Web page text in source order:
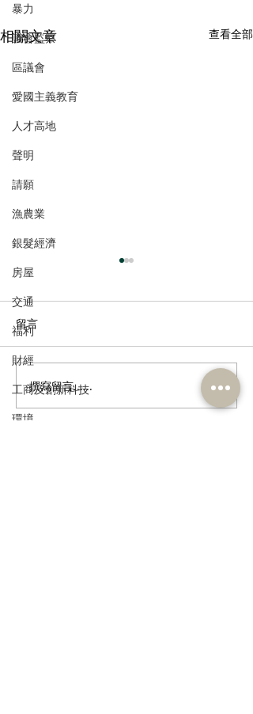
暴力
議會監察
區議會
愛國主義教育
人才高地
聲明
請願
漁農業
銀髮經濟
房屋
交通
福利
財經
工商及創新科技
環境
相關文章 查看全部
港區全國人大代表團考察
安徽涇縣，調研紅色文化
留言
撰寫留言......